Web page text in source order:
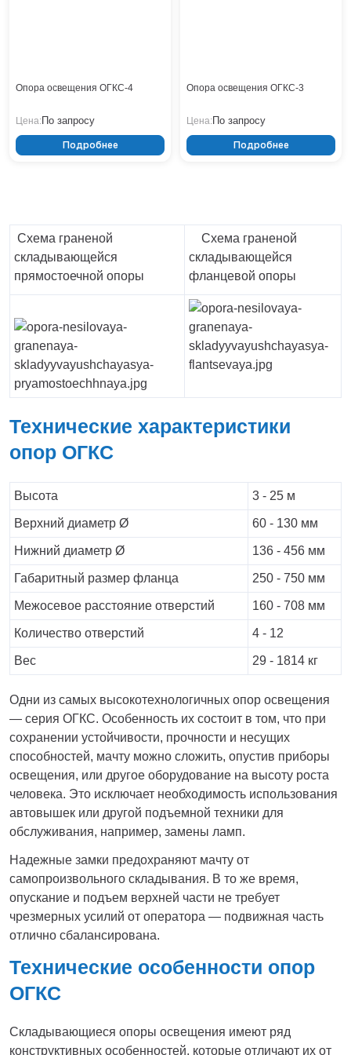
Опора освещения ОГКС-4
Цена:По запросу
Подробнее
Опора освещения ОГКС-3
Цена:По запросу
Подробнее
Схема граненой
складывающейся
прямостоечной опоры
Схема граненой
складывающейся
фланцевой опоры
Технические характеристики
опор ОГКС
Высота 3 - 25 м
Верхний диаметр Ø 60 - 130 мм
Нижний диаметр Ø 136 - 456 мм
Габаритный размер фланца 250 - 750 мм
Межосевое расстояние отверстий 160 - 708 мм
Количество отверстий 4 - 12
Вес 29 - 1814 кг
Одни из самых высокотехнологичных опор освещения
— серия ОГКС. Особенность их состоит в том, что при
сохранении устойчивости, прочности и несущих
способностей, мачту можно сложить, опустив приборы
освещения, или другое оборудование на высоту роста
человека. Это исключает необходимость использования
автовышек или другой подъемной техники для
обслуживания, например, замены ламп.
Надежные замки предохраняют мачту от
самопроизвольного складывания. В то же время,
опускание и подъем верхней части не требует
чрезмерных усилий от оператора — подвижная часть
отлично сбалансирована.
Технические особенности опор
ОГКС
Складывающиеся опоры освещения имеют ряд
конструктивных особенностей, которые отличают их от